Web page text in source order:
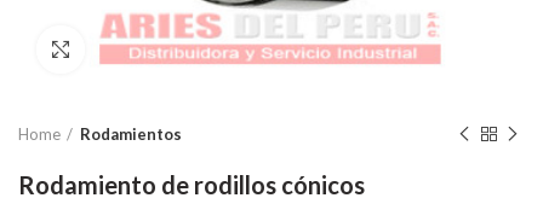
Click to enlarge
Home Rodamientos
Rodamiento de rodillos cónicos